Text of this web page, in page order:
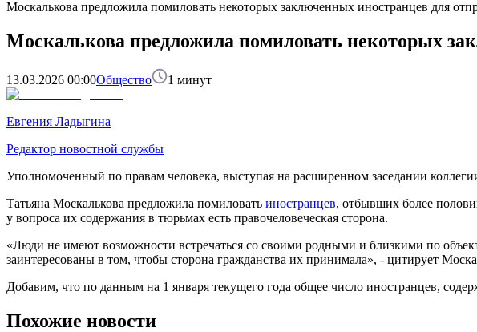
Москалькова предложила помиловать некоторых заключенных иностранцев для
Москалькова предложила помиловать некоторых
13.03.2026 00:00Общество 1 минут
Евгения Ладыгина
Редактор новостной службы
Уполномоченный по правам человека, выступая на расширенном заседании
Татьяна Москалькова предложила помиловать иностранцев, отбывших более
у вопроса их содержания в тюрьмах есть правочеловеческая сторона.
«Люди не имеют возможности встречаться со своими родными и близкими по
заинтересованы в том, чтобы сторона гражданства их принимала», - цитирует
Добавим, что по данным на 1 января текущего года общее число иностранцев,
Похожие новости